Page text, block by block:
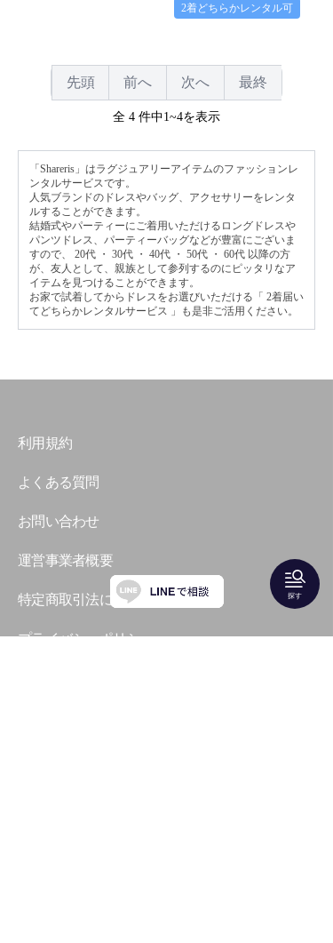
2着どちらかレンタル可
先頭 前へ 次へ 最終
全 4 件中1~4を表示
「Shareris」はラグジュアリーアイテムのファッションレ
ンタルサービスです。
人気ブランドのドレスやバッグ、アクセサリーをレンタ
ルすることができます。
結婚式やパーティーにご着用いただけるロングドレスや
パンツドレス、パーティーバッグなどが豊富にございま
すので、 20代 ・ 30代 ・ 40代 ・ 50代 ・ 60代 以降の方
が、友人として、親族として参列するのにピッタリなア
イテムを見つけることができます。
お家で試着してからドレスをお選びいただける「 2着届い
てどちらかレンタルサービス
」も是非ご活用ください。
探す
利用規約
よくある質問
お問い合わせ
運営事業者概要
特定商取引法に基づく表記
プライバシーポリシー